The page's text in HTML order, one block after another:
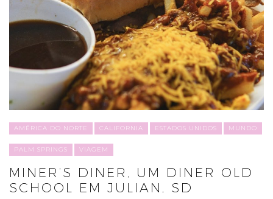
AMÉRICA DO NORTE CALIFORNIA ESTADOS UNIDOS MUNDO
PALM SPRINGS VIAGEM
MINER’S DINER, UM DINER OLD
SCHOOL EM JULIAN, SD